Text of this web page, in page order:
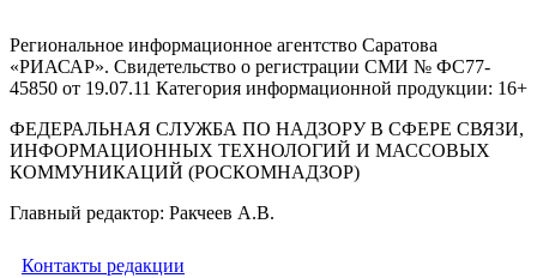
Региональное информационное агентство Саратова
«РИАСАР». Свидетельство о регистрации СМИ № ФС77-
45850 от 19.07.11 Категория информационной продукции: 16+
ФЕДЕРАЛЬНАЯ СЛУЖБА ПО НАДЗОРУ В СФЕРЕ СВЯЗИ,
ИНФОРМАЦИОННЫХ ТЕХНОЛОГИЙ И МАССОВЫХ
КОММУНИКАЦИЙ (РОСКОМНАДЗОР)
Главный редактор: Ракчеев А.В.
Контакты редакции